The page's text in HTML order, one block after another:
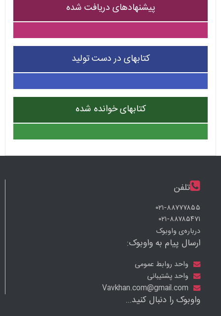
پیشنهادهای دریافت شده
کتابهای در دست تولید
کتابهای خوانده شده
تلفن
۰۲۱-۸۸۷۷۷۸۵۵
۰۲۱-۸۸۷۸۵۴۷۱
درباره‌ی واوبوک
ارسال پیام به واوبوک:
واحد روابط عمومی
واحد پشتیبانی
واوبوک را دنبال کنید...